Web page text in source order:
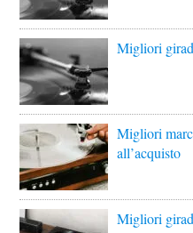
Migliori
Migliori
all’acquisto
Migliori